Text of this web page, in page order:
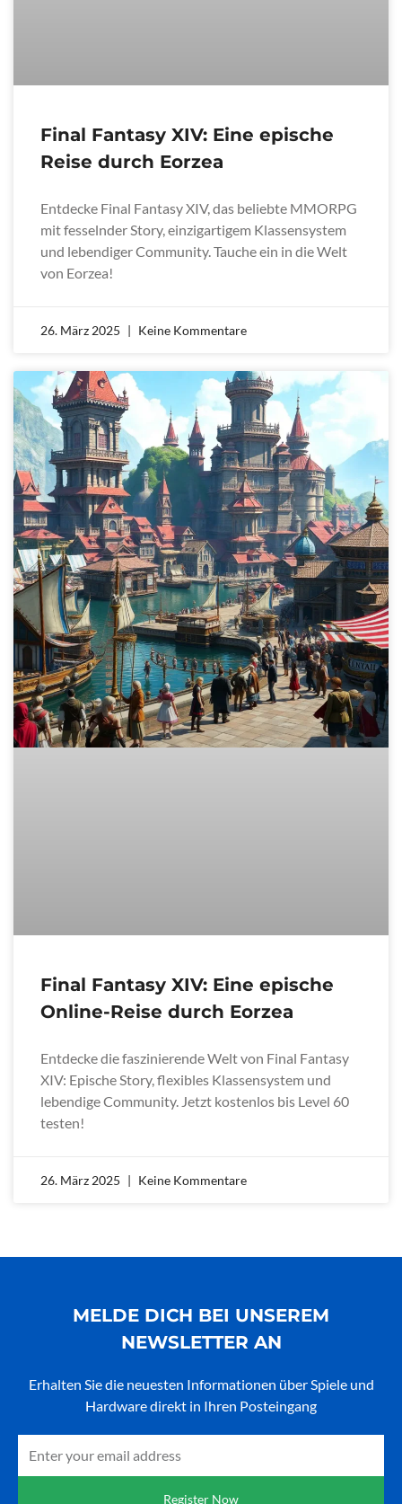
Final Fantasy XIV: Eine epische
Reise durch Eorzea
Entdecke Final Fantasy XIV, das beliebte MMORPG
mit fesselnder Story, einzigartigem Klassensystem
und lebendiger Community. Tauche ein in die Welt
von Eorzea!
26. März 2025 Keine Kommentare
Final Fantasy XIV: Eine epische
Online-Reise durch Eorzea
Entdecke die faszinierende Welt von Final Fantasy
XIV: Epische Story, flexibles Klassensystem und
lebendige Community. Jetzt kostenlos bis Level 60
testen!
26. März 2025 Keine Kommentare
MELDE DICH BEI UNSEREM
NEWSLETTER AN
Erhalten Sie die neuesten Informationen über Spiele und
Hardware direkt in Ihren Posteingang
Register Now